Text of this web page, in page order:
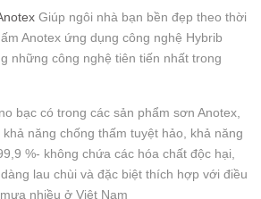
Giúp ngôi nhà bạn bền đẹp theo thời
Anotex ứng dụng công nghệ Hybrib
những công nghệ tiên tiến nhất trong
bạc có trong các sản phẩm sơn Anotex,
năng chống thấm tuyệt hảo, khả năng
%- không chứa các hóa chất độc hại,
lau chùi và đặc biệt thích hợp với điều
nhiều ở Việt Nam